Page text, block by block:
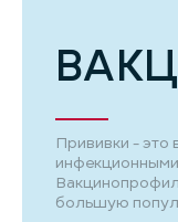
Прививки - это
большую